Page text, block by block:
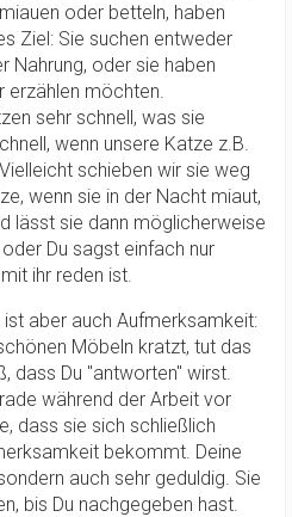
oder betteln, haben
Ziel: Sie suchen entweder
Nahrung, oder sie haben
erzählen möchten.
sehr schnell, was sie
wenn unsere Katze z.B.
schieben wir sie weg
wenn sie in der Nacht miaut,
lässt sie dann möglicherweise
Du sagst einfach nur
ihr reden ist.
aber auch Aufmerksamkeit:
Möbeln kratzt, tut das
dass Du "antworten" wirst.
während der Arbeit vor
dass sie sich schließlich
bekommt. Deine
auch sehr geduldig. Sie
bis Du nachgegeben hast.